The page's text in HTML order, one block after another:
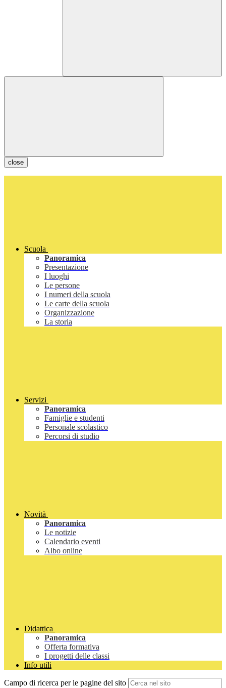
close
Scuola
Panoramica
Presentazione
I luoghi
Le persone
I numeri della scuola
Le carte della scuola
Organizzazione
La storia
Servizi
Panoramica
Famiglie e studenti
Personale scolastico
Percorsi di studio
Novità
Panoramica
Le notizie
Calendario eventi
Albo online
Didattica
Panoramica
Offerta formativa
I progetti delle classi
Info utili
Campo di ricerca per le pagine del sito